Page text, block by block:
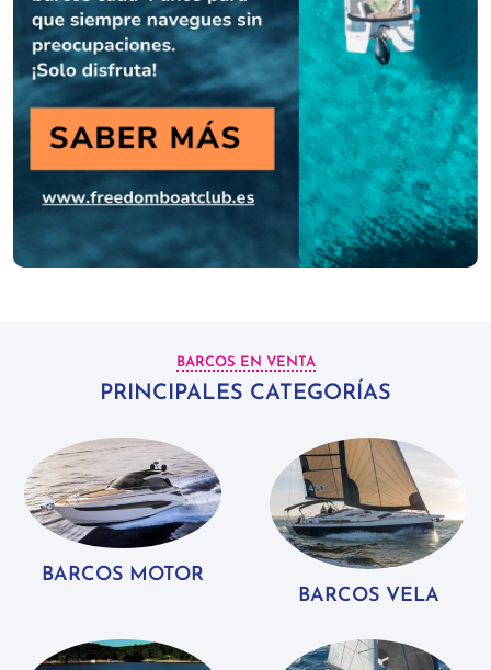
BARCOS EN VENTA
PRINCIPALES CATEGORÍAS
BARCOS MOTOR
BARCOS VELA